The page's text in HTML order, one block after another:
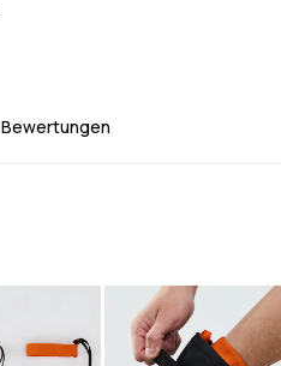
Bewertungen